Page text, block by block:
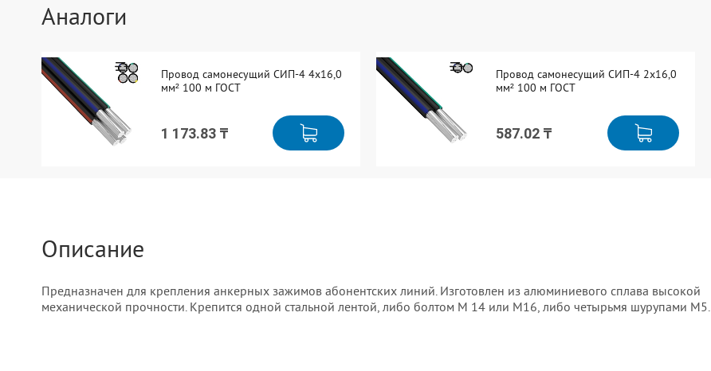
Аналоги
Провод самонесущий СИП-4 4x16,0
мм² 100 м ГОСТ
1 173.83 ₸
Провод самонесущий СИП-4 2x16,0
мм² 100 м ГОСТ
587.02 ₸
Описание
Предназначен для крепления анкерных зажимов абонентских линий. Изготовлен из алюминиевого сплава высокой
механической прочности. Крепится одной стальной лентой, либо болтом М 14 или М16, либо четырьмя шурупами М5.